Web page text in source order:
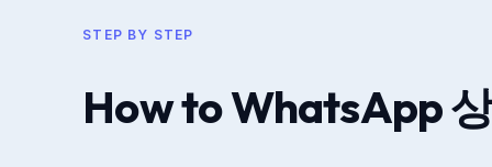
STEP BY STEP
How to WhatsApp